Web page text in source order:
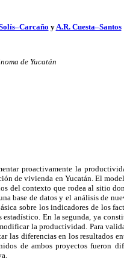
y A.R. Cuesta–Santos
de Yucatán
proactivamente la
de vivienda en Yucatán. El
del contexto que rodea al sitio
base de datos y el análisis de
sobre los indicadores de los
En la segunda, ya
la productividad. Para
las diferencias en los resultados
de ambos proyectos fueron